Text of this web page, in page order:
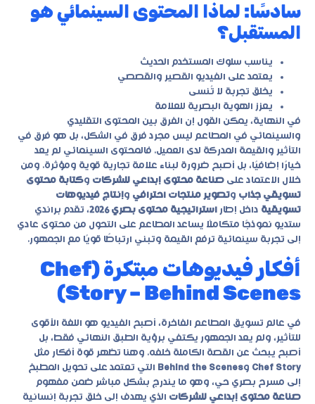
سادسًا: لماذا المحتوى السينمائي هو
المستقبل؟
يناسب سلوك المستخدم الحديث
يعتمد على الفيديو القصير والقصصي
يخلق تجربة لا تُنسى
يعزز الهوية البصرية للعلامة
في النهاية، يمكن القول إن الفرق بين المحتوى التقليدي
والسينمائي في المطاعم ليس مجرد فرق في الشكل، بل هو فرق في
التأثير والقيمة المدركة لدى العميل. فالمحتوى السينمائي لم يعد
خيارًا إضافيًا، بل أصبح ضرورة لبناء علامة تجارية قوية ومؤثرة. ومن
خلال الاعتماد على صناعة محتوى إبداعي للشركات وكتابة محتوى
تسويقي جذاب وتصوير منتجات احترافي وإنتاج فيديوهات
تسويقية داخل إطار استراتيجية محتوى بصري 2026
، تقدم براندي
ستديو نموذجًا متكاملًا يساعد المطاعم على التحول من محتوى عادي
إلى تجربة سينمائية ترفع القيمة وتبني ارتباطًا قويًا مع الجمهور.
أفكار فيديوهات مبتكرة (Chef
Story – Behind Scenes)
في عالم تسويق المطاعم الفاخرة، أصبح الفيديو هو اللغة الأقوى
للتأثير، ولم يعد الجمهور يكتفي برؤية الطبق النهائي فقط، بل
أصبح يبحث عن القصة الكاملة خلفه. وهنا تظهر قوة أفكار مثل
Chef Story وBehind the Scenes التي تعتمد على تحويل المطبخ
إلى مسرح بصري حي، وهو ما يندرج بشكل مباشر ضمن مفهوم
صناعة محتوى إبداعي للشركات الذي يهدف إلى خلق تجربة إنسانية